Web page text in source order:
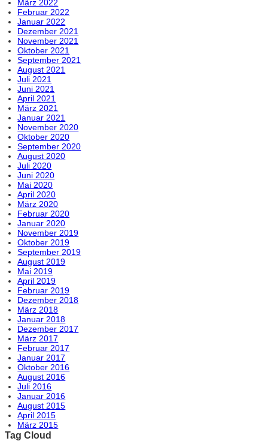
März 2022
Februar 2022
Januar 2022
Dezember 2021
November 2021
Oktober 2021
September 2021
August 2021
Juli 2021
Juni 2021
April 2021
März 2021
Januar 2021
November 2020
Oktober 2020
September 2020
August 2020
Juli 2020
Juni 2020
Mai 2020
April 2020
März 2020
Februar 2020
Januar 2020
November 2019
Oktober 2019
September 2019
August 2019
Mai 2019
April 2019
Februar 2019
Dezember 2018
März 2018
Januar 2018
Dezember 2017
März 2017
Februar 2017
Januar 2017
Oktober 2016
August 2016
Juli 2016
Januar 2016
August 2015
April 2015
März 2015
Tag Cloud